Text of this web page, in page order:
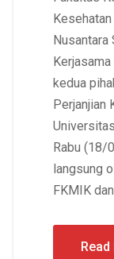
Nusantara
Kerjasama
kedua
Perjanjian
Rabu (18/
langsung
FKMIK